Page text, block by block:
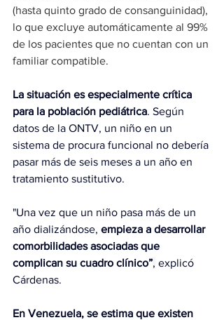
(hasta quinto grado de consanguinidad),
lo que excluye automáticamente al 99%
de los pacientes que no cuentan con un
familiar compatible.
La situación es especialmente crítica
para la población pediátrica. Según
datos de la ONTV, un niño en un
sistema de procura funcional no debería
pasar más de seis meses a un año en
tratamiento sustitutivo.
"Una vez que un niño pasa más de un
año dializándose, empieza a desarrollar
comorbilidades asociadas que
complican su cuadro clínico”, explicó
Cárdenas.
En Venezuela, se estima que existen